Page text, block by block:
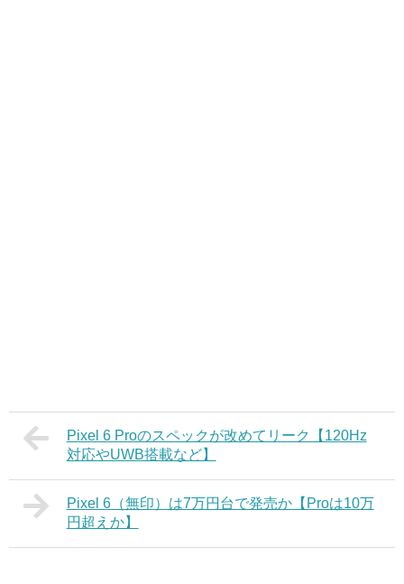
Pixel 6 Proのスペックが改めてリーク【120Hz
対応やUWB搭載など】
Pixel 6（無印）は7万円台で発売か【Proは10万
円超えか】